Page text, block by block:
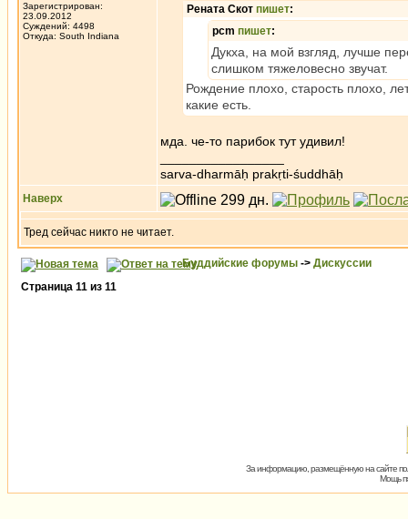
Зарегистрирован:
23.09.2012
Суждений: 4498
Откуда: South Indiana
Рената Скот пишет:
pcm пишет:
Дукха, на мой взгляд, лучше
слишком тяжеловесно звучат.
Рождение плохо, старость плохо,
какие есть.
мда. че-то парибок тут удивил!
sarva-dharmāḥ prakṛti-śuddhāḥ
Наверх
Тред сейчас никто не читает.
Буддийские форумы -> Дискуссии
Страница 11 из 11
За информацию, размещённую на сайте
Мощь